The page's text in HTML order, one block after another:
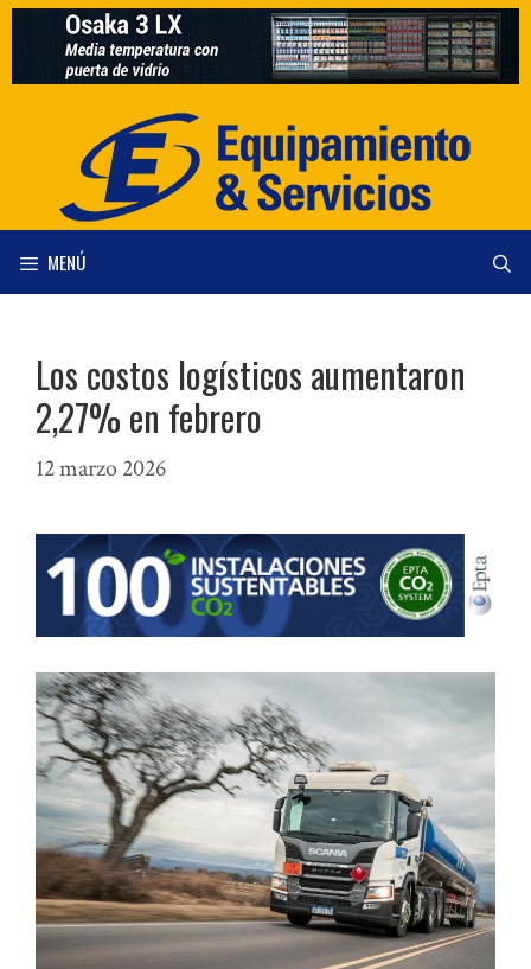
Saltar
contenido
MENÚ
Los costos logísticos aumentaron
2,27% en febrero
12 marzo 2026